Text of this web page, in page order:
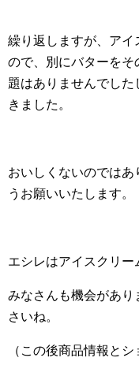
繰り返しますが、ア
ので、別にバターをそ
題はありませんでし
きました。
おいしくないのではあ
うお願いいたします。
エシレはアイスクリ
みなさんも機会があ
さいね。
（この後商品情報と